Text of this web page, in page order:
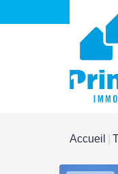
Nos
Accueil